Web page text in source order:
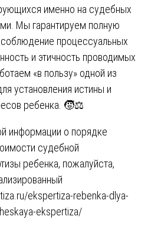
именно на судебных
Мы гарантируем полную
процессуальных
и этичность проводимых
«в пользу» одной из
установления истины и
ребенка. 🧒⚖️
информации о порядке
судебной
ребенка, пожалуйста,
ekspertiza-rebenka-dlya-
ekspertiza/